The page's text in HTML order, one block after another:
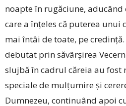
noapte în rugăciune,
care a înțeles că puterea unui
mai întâi de toate, pe credință.
debutat prin săvârșirea
slujbă în cadrul căreia au fost
speciale de mulțumire și
Dumnezeu, continuând apoi